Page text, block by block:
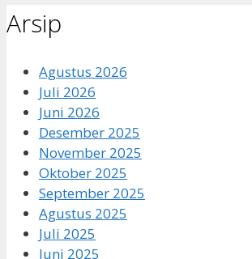
Arsip
Agustus 2026
Juli 2026
Juni 2026
Desember 2025
November 2025
Oktober 2025
September 2025
Agustus 2025
Juli 2025
Juni 2025